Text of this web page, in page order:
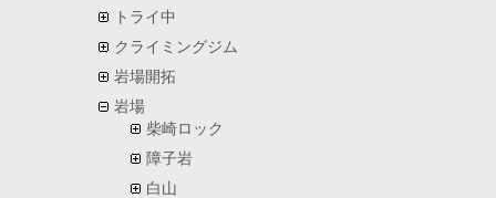
トライ中
クライミングジム
岩場開拓
岩場
柴崎ロック
障子岩
白山